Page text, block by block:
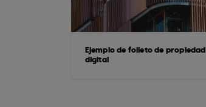
Ejemplo de folleto de propiedad
digital